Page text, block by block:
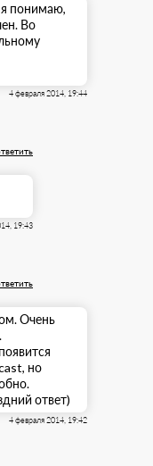
я понимаю,
Во
4 февраля 2014, 19:44
19:43
Очень
но
ответ)
4 февраля 2014, 19:42